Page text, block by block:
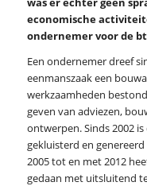
economische
ondernemer voor de
Een ondernemer dreef
eenmanszaak een
werkzaamheden
geven van adviezen,
ontwerpen. Sinds 2002
gekluisterd en
2005 tot en met 2012
gedaan met uitsluitend